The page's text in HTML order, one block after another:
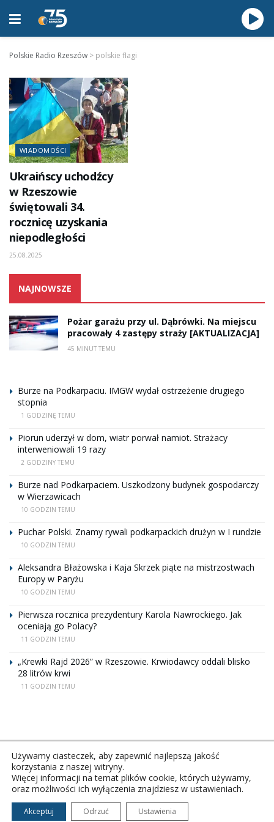
Polskie Radio Rzeszów > polskie flagi
WIADOMOŚCI
Ukraińscy uchodźcy
w Rzeszowie
świętowali 34.
rocznicę uzyskania
niepodległości
25.08.2025
NAJNOWSZE
Pożar garażu przy ul. Dąbrówki. Na miejscu
pracowały 4 zastępy straży [AKTUALIZACJA]
45 MINUT TEMU
Burze na Podkarpaciu. IMGW wydał ostrzeżenie drugiego
stopnia
1 GODZINĘ TEMU
Piorun uderzył w dom, wiatr porwał namiot. Strażacy
interweniowali 19 razy
2 GODZINY TEMU
Burze nad Podkarpaciem. Uszkodzony budynek gospodarczy
w Wierzawicach
10 GODZIN TEMU
Puchar Polski. Znamy rywali podkarpackich drużyn w I rundzie
10 GODZIN TEMU
Aleksandra Błażowska i Kaja Skrzek piąte na mistrzostwach
Europy w Paryżu
10 GODZIN TEMU
Pierwsza rocznica prezydentury Karola Nawrockiego. Jak
oceniają go Polacy?
11 GODZIN TEMU
„Krewki Rajd 2026” w Rzeszowie. Krwiodawcy oddali blisko
28 litrów krwi
11 GODZIN TEMU
Copyright © 2026Polskie Radio Rzeszów S.A. w likwidacj.
Wszelkie prawa zastrzeżone.
Używamy ciasteczek, aby zapewnić najlepszą jakość
korzystania z naszej witryny.
Więcej informacji na temat plików cookie, których używamy,
oraz możliwości ich wyłączenia znajdziesz w ustawieniach.
Akceptuj Odrzuć Ustawienia